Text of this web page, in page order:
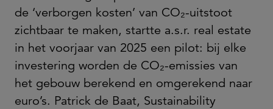
de ‘verborgen kosten’ van CO₂-uitstoot
zichtbaar te maken, startte a.s.r. real estate
in het voorjaar van 2025 een pilot: bij elke
investering worden de CO₂-emissies van
het gebouw berekend en omgerekend naar
euro’s. Patrick de Baat, Sustainability